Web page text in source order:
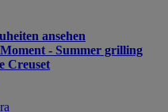
ansehen
- Summer grilling
Creuset